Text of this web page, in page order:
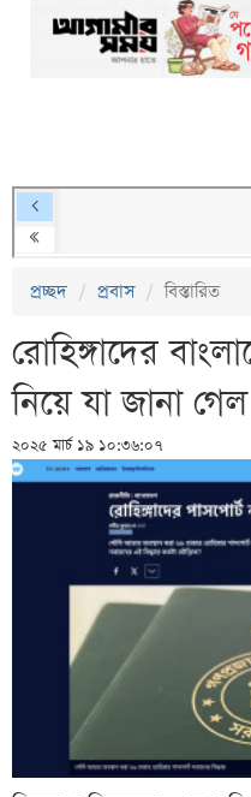
প্রচ্ছদ প্রবাস বিস্তারিত
রোহিঙ্গাদের
নিয়ে যা জানা গেল
২০২৫ মার্চ ১৯ ১০:৩৬:০৭